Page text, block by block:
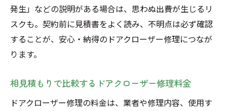
発生」などの説明がある場合は、思わぬ出費が生じるリ
スクも。契約前に見積書をよく読み、不明点は必ず確認
することが、安心・納得のドアクローザー修理につなが
ります。
相見積もりで比較するドアクローザー修理料金
ドアクローザー修理の料金は、業者や修理内容、使用す